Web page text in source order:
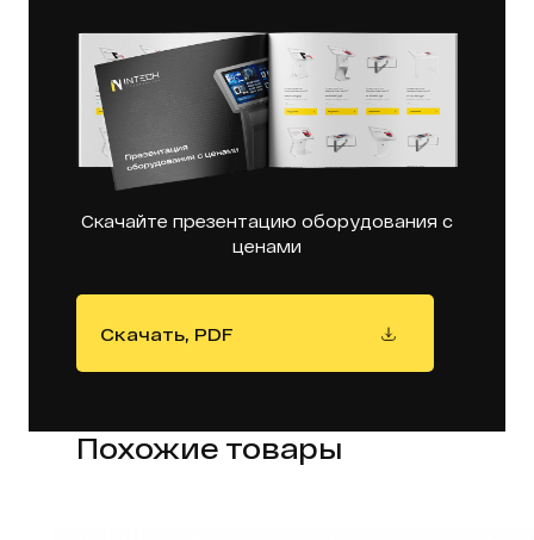
Скачайте презентацию оборудования с
ценами
Скачать, PDF
Похожие товары